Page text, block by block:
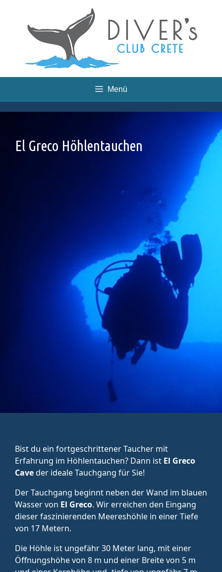
content
Menü
El Greco Höhlentauchen
Bist du ein fortgeschrittener Taucher mit
Erfahrung im Höhlentauchen? Dann ist El Greco
Caveder ideale Tauchgang für Sie!
Der Tauchgang beginnt neben der Wand im blauen
Wasser von El Greco. Wir erreichen den Eingang
dieser faszinierenden Meereshöhle in einer Tiefe
von 17 Metern.
Die Höhle ist ungefähr 30 Meter lang, mit einer
Öffnungshöhe von 8 m und einer Breite von 5 m